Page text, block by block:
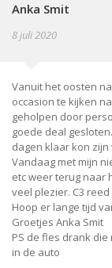
Anka Smit
8 juli 2020
Vanuit het oosten
occasion te kijken
geholpen door
goede deal
dagen klaar kon
Vandaag met mijn
etc weer terug naar
veel plezier. C3
Hoop er lange tijd
Groetjes Anka Smit
PS de fles drank
in de auto